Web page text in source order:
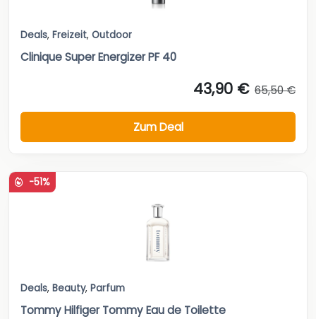
Deals, Freizeit, Outdoor
Clinique Super Energizer PF 40
43,90 € 65,50 €
Zum Deal
-51%
Deals, Beauty, Parfum
Tommy Hilfiger Tommy Eau de Toilette